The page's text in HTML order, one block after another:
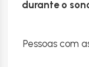
durante o
Pessoas com